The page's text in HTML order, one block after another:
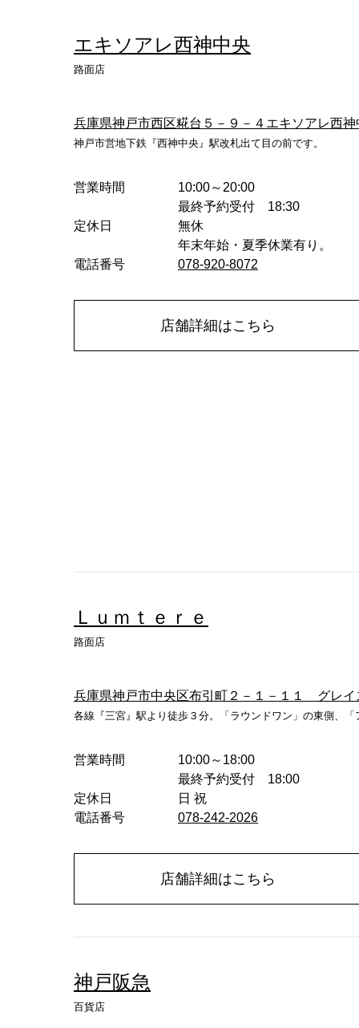
エキソアレ西神中央
路面店
兵庫県神戸市西区糀台５－９－４エキソアレ西神
神戸市営地下鉄『西神中央』駅改札出て目の前です。
営業時間
10:00～20:00
最終予約受付 18:30
定休日
無休
年末年始・夏季休業有り。
電話番号
078-920-8072
店舗詳細はこちら
Ｌｕｍｔｅｒｅ
路面店
兵庫県神戸市中央区布引町２－１－１１ グレイ
各線『三宮』駅より徒歩３分。「ラウンドワン」の東側、
営業時間
10:00～18:00
最終予約受付 18:00
定休日
日 祝
電話番号
078-242-2026
店舗詳細はこちら
神戸阪急
百貨店